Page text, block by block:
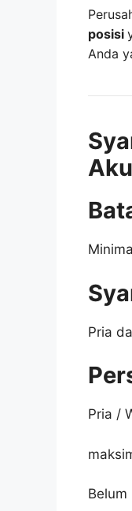
posisi
Anda
Pria
Pria /
Belum